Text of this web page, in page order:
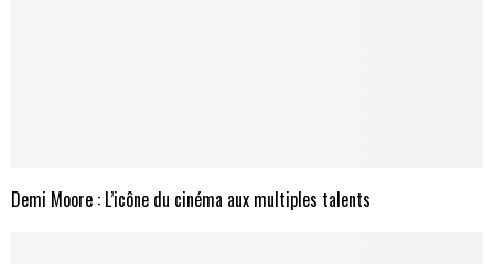
Demi Moore : L’icône du cinéma aux multiples talents